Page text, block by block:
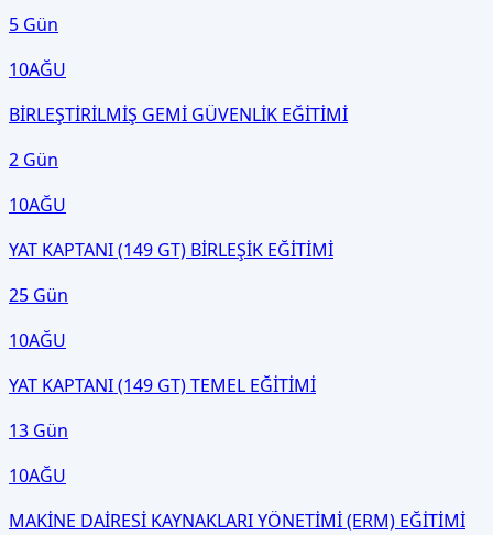
5 Gün
10AĞU
BİRLEŞTİRİLMİŞ GEMİ GÜVENLİK EĞİTİMİ
2 Gün
10AĞU
YAT KAPTANI (149 GT) BİRLEŞİK EĞİTİMİ
25 Gün
10AĞU
YAT KAPTANI (149 GT) TEMEL EĞİTİMİ
13 Gün
10AĞU
MAKİNE DAİRESİ KAYNAKLARI YÖNETİMİ (ERM) EĞİTİMİ